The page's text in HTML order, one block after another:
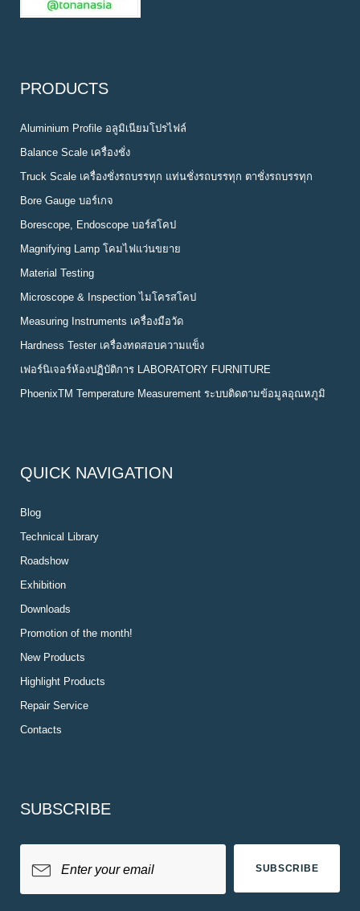
PRODUCTS
Aluminium Profile อลูมิเนียมโปรไฟล์
Balance Scale เครื่องชั่ง
Truck Scale เครื่องชั่งรถบรรทุก แท่นชั่งรถบรรทุก ตาชั่งรถบรรทุก
Bore Gauge บอร์เกจ
Borescope, Endoscope บอร์สโคป
Magnifying Lamp โคมไฟแว่นขยาย
Material Testing
Microscope & Inspection ไมโครสโคป
Measuring Instruments เครื่องมือวัด
Hardness Tester เครื่องทดสอบความแข็ง
เฟอร์นิเจอร์ห้องปฏิบัติการ LABORATORY FURNITURE
PhoenixTM Temperature Measurement ระบบติดตามข้อมูลอุณหภูมิ
QUICK NAVIGATION
Blog
Technical Library
Roadshow
Exhibition
Downloads
Promotion of the month!
New Products
Highlight Products
Repair Service
Contacts
SUBSCRIBE
SUBSCRIBE